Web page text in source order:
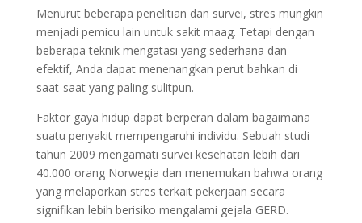
Menurut beberapa penelitian dan survei, stres mungkin
menjadi pemicu lain untuk sakit maag. Tetapi dengan
beberapa teknik mengatasi yang sederhana dan
efektif, Anda dapat menenangkan perut bahkan di
saat-saat yang paling sulitpun.
Faktor gaya hidup dapat berperan dalam bagaimana
suatu penyakit mempengaruhi individu. Sebuah studi
tahun 2009 mengamati survei kesehatan lebih dari
40.000 orang Norwegia dan menemukan bahwa orang
yang melaporkan stres terkait pekerjaan secara
signifikan lebih berisiko mengalami gejala GERD.